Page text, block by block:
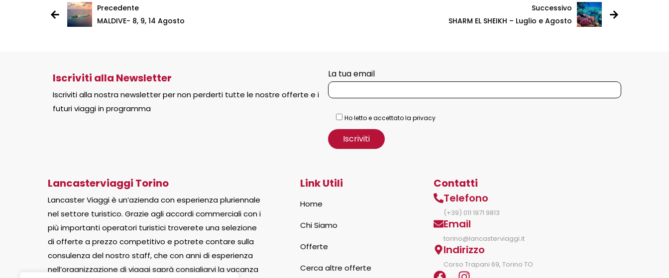
Precedente
MALDIVE- 8, 9, 14 Agosto
Successivo
SHARM EL SHEIKH – Luglio e Agosto
Lancasterviaggi Torino
Lancaster Viaggi è un’azienda con esperienza pluriennale
nel settore turistico. Grazie agli accordi commerciali con i
più importanti operatori turistici troverete una selezione
di offerte a prezzo competitivo e potrete contare sulla
consulenza del nostro staff, che con anni di esperienza
nell’organizzazione di viaggi saprà consigliarvi la vacanza
Link Utili
Home
Chi Siamo
Offerte
Cerca altre offerte
Contatti
Telefono
(+39) 011 1971 9813
Email
torino@lancasterviaggi.it
Indirizzo
Corso Trapani 69, Torino TO
Iscriviti alla Newsletter
Iscriviti alla nostra newsletter per non perderti tutte le nostre offerte e i
futuri viaggi in programma
La tua email
Ho letto e accettato la privacy